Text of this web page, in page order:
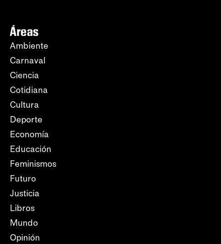
Áreas
Ambiente
Carnaval
Ciencia
Cotidiana
Cultura
Deporte
Economía
Educación
Feminismos
Futuro
Justicia
Libros
Mundo
Opinión